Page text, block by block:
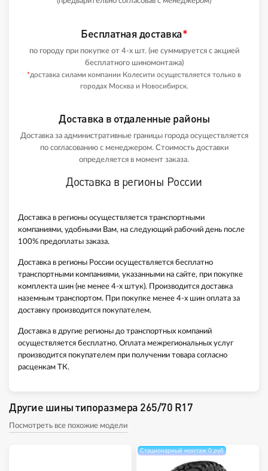
Бесплатная доставка*
по городу при покупке от 4-х шт. (не суммируется с акцией
бесплатного шиномонтажа)
*доставка силами компании Колесити осуществляется только в
городах Москва и Новосибирск.
Доставка в отдаленные районы
Доставка за административные границы города осуществляется
по согласованию с менеджером. Стоимость доставки
определяется в момент заказа.
Доставка в регионы России
Доставка в регионы осуществляется транспортными
компаниями, удобными Вам, на следующий рабочий день после
100% предоплаты заказа.
Доставка в регионы России осуществляется бесплатно
транспортными компаниями, указанными на сайте, при покупке
комплекта шин (не менее 4-х штук). Производится доставка
наземным транспортом. При покупке менее 4-х шин оплата за
доставку производится покупателем.
Доставка в другие регионы до транспортных компаний
осуществляется бесплатно. Оплата межрегиональных услуг
производится покупателем при получении товара согласно
расценкам ТК.
Другие шины типоразмера 265/70 R17
Посмотреть все похожие модели
Стационарный монтаж 0 руб